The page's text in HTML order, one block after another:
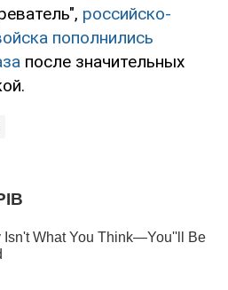
российско-
пополнились
после значительных